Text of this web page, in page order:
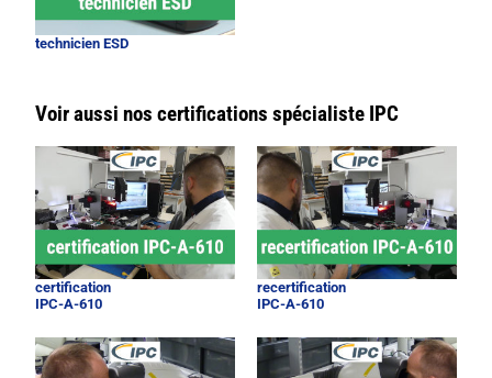
technicien ESD
Voir aussi nos certifications spécialiste IPC
certification
IPC-A-610
recertification
IPC-A-610